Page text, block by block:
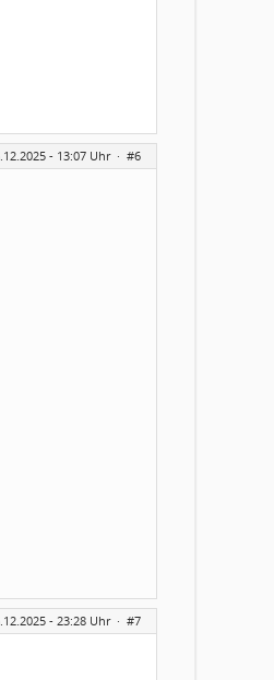
- 13:07 Uhr · #6
- 23:28 Uhr · #7